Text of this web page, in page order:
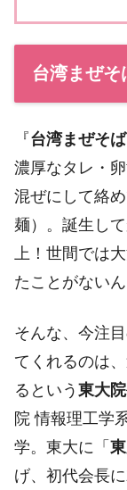
台湾まぜそ
『台湾まぜそば
濃厚なタレ・
混ぜにして絡
麺）。誕生し
上！世間では
たことがないん
そんな、今注目
てくれるのは
るという 東大
院 情報理工学
学。東大に「
げ、初代会長